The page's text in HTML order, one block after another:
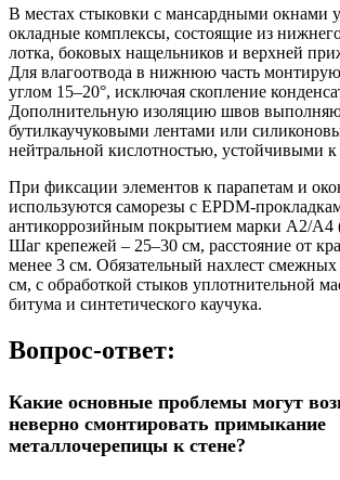
В местах стыковки с мансардными окнами
окладные комплексы, состоящие из
лотка, боковых нащельников и верхней
Для влагоотвода в нижнюю часть
углом 15–20°, исключая скопление
Дополнительную изоляцию швов
бутилкаучуковыми лентами или
нейтральной кислотностью, устойчивыми
При фиксации элементов к парапетам и
используются саморезы с EPDM-
антикоррозийным покрытием марки А2/A4
Шаг крепежей – 25–30 см, расстояние от
менее 3 см. Обязательный нахлест смежных
см, с обработкой стыков уплотнительной
битума и синтетического каучука.
Вопрос-ответ:
Какие основные проблемы могут
неверно смонтировать примыкание
металлочерепицы к стене?